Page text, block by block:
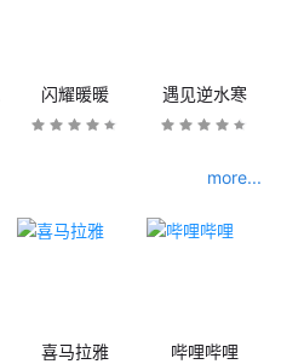
闪耀暖暖 遇见逆水寒
more...
喜马拉雅 哔哩哔哩